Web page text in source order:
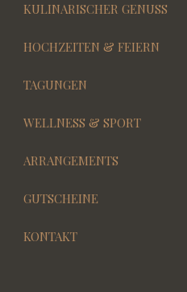
KULINARISCHER GENUSS
HOCHZEITEN & FEIERN
TAGUNGEN
WELLNESS & SPORT
ARRANGEMENTS
GUTSCHEINE
KONTAKT